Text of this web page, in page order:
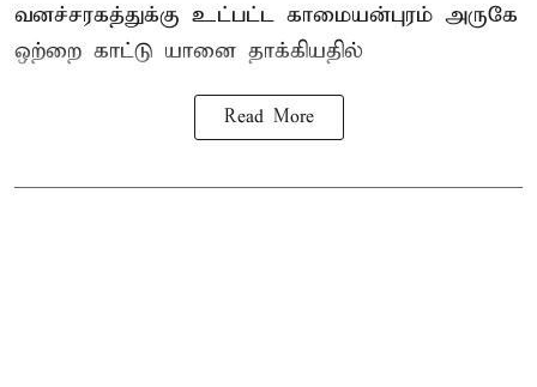
வனச்சரகத்துக்கு உட்பட்ட காமையன்புரம் அருகே
ஒற்றை காட்டு யானை தாக்கியதில்
Read More